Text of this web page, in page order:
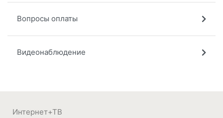
Вопросы оплаты
Видеонаблюдение
Интернет+ТВ